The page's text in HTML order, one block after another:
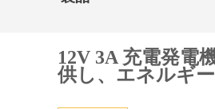
12V 3A 充電発電
供し、エネルギ